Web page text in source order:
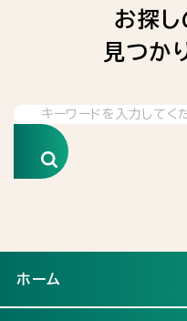
お探し
見つか
検索
ホーム